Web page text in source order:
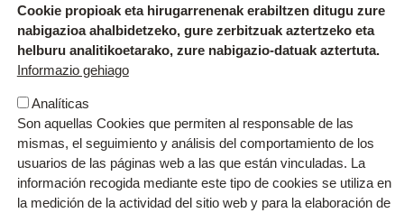
Kexak eta iradokizunak
Idazkaritzako ordutegia
Gurekin lan egin
Cookie propioak eta hirugarrenenak erabiltzen ditugu zure
nabigazioa ahalbidetzeko, gure zerbitzuak aztertzeko eta
helburu analitikoetarako, zure nabigazio-datuak aztertuta.
Informazio gehiago
Analíticas
Son aquellas Cookies que permiten al responsable de las
mismas, el seguimiento y análisis del comportamiento de los
usuarios de las páginas web a las que están vinculadas. La
información recogida mediante este tipo de cookies se utiliza en
la medición de la actividad del sitio web y para la elaboración de